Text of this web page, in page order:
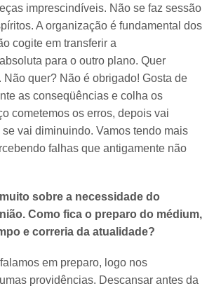
imprescindíveis. Não se faz sessão
A organização é fundamental dos
cogite em transferir a
para o outro plano. Quer
Não quer? Não é obrigado! Gosta de
as conseqüências e colha os
cometemos os erros, depois vai
vai diminuindo. Vamos tendo mais
falhas que antigamente não
sobre a necessidade do
Como fica o preparo do médium,
e correria da atualidade?
em preparo, logo nos
providências. Descansar antes da